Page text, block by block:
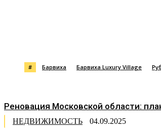
# Барвиха Барвиха Luxury Village
Реновация Московской области:
НЕДВИЖИМОСТЬ 04.09.2025